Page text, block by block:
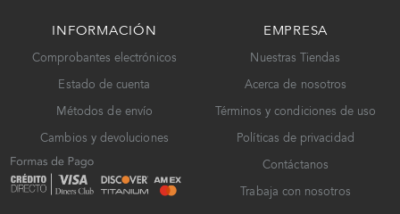
INFORMACIÓN
Comprobantes electrónicos
Estado de cuenta
Métodos de envío
Cambios y devoluciones
EMPRESA
Nuestras Tiendas
Acerca de nosotros
Términos y condiciones de uso
Políticas de privacidad
Contáctanos
Trabaja con nosotros